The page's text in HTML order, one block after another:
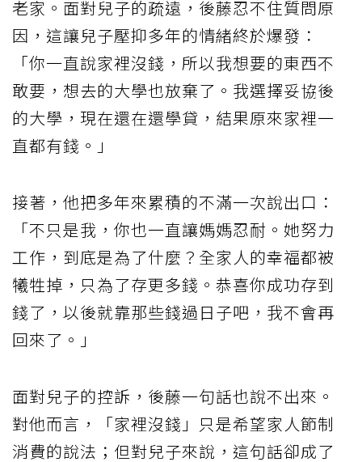
老家。面對兒子的疏遠，後藤忍不住質問原
因，這讓兒子壓抑多年的情緒終於爆發：
「你一直說家裡沒錢，所以我想要的東西不
敢要，想去的大學也放棄了。我選擇妥協後
的大學，現在還在還學貸，結果原來家裡一
直都有錢。」
接著，他把多年來累積的不滿一次說出口：
「不只是我，你也一直讓媽媽忍耐。她努力
工作，到底是為了什麼？全家人的幸福都被
犧牲掉，只為了存更多錢。恭喜你成功存到
錢了，以後就靠那些錢過日子吧，我不會再
回來了。」
面對兒子的控訴，後藤一句話也說不出來。
對他而言，「家裡沒錢」只是希望家人節制
消費的說法；但對兒子來說，這句話卻成了